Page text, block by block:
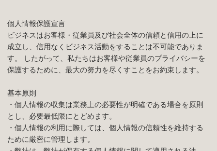
個人情報保護宣言
ビジネスはお客様・従業員及び社会全体の信頼と信用の上に
成立し、信用なくビジネス活動をすることは不可能でありま
す。 したがって、私たちはお客様や従業員のプライバシーを
保護するために、最大の努力を尽くすことをお約束します。
基本原則
・個人情報の収集は業務上の必要性が明確である場合を原則
とし、必要最低限にとどめます。
・個人情報の利用に際しては、個人情報の信頼性を維持する
ために厳密に管理します。